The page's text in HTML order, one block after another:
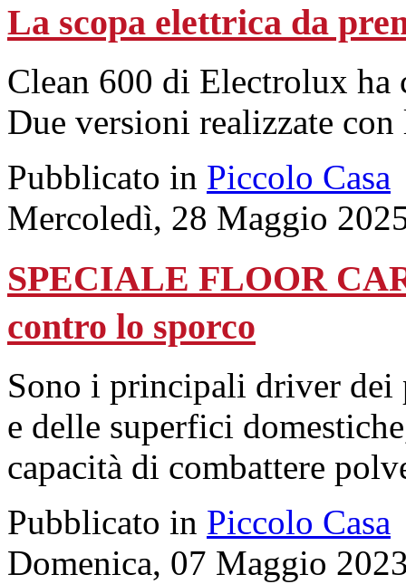
La scopa elettrica da
Clean 600 di Electrolux
Due versioni realizzate
Pubblicato in Piccolo Casa
Mercoledì, 28 Maggio
SPECIALE FLOOR
contro lo sporco
Sono i principali driver dei
e delle superfici
capacità di combattere
Pubblicato in Piccolo Casa
Domenica, 07 Maggio